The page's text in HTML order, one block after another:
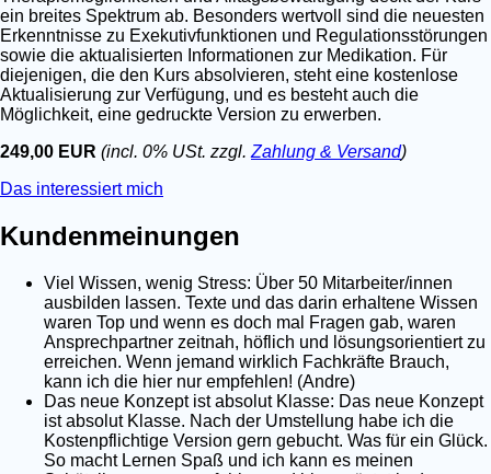
ein breites Spektrum ab. Besonders wertvoll sind die neuesten
Erkenntnisse zu Exekutivfunktionen und Regulationsstörungen
sowie die aktualisierten Informationen zur Medikation. Für
diejenigen, die den Kurs absolvieren, steht eine kostenlose
Aktualisierung zur Verfügung, und es besteht auch die
Möglichkeit, eine gedruckte Version zu erwerben.
249,00 EUR (incl. 0% USt. zzgl. Zahlung & Versand)
Das interessiert mich
Kundenmeinungen
Viel Wissen, wenig Stress: Über 50 Mitarbeiter/innen
ausbilden lassen. Texte und das darin erhaltene Wissen
waren Top und wenn es doch mal Fragen gab, waren
Ansprechpartner zeitnah, höflich und lösungsorientiert zu
erreichen. Wenn jemand wirklich Fachkräfte Brauch,
kann ich die hier nur empfehlen! (Andre)
Das neue Konzept ist absolut Klasse: Das neue Konzept
ist absolut Klasse. Nach der Umstellung habe ich die
Kostenpflichtige Version gern gebucht. Was für ein Glück.
So macht Lernen Spaß und ich kann es meinen